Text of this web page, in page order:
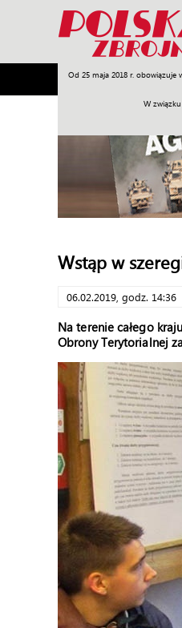
Od 25 maja 2018 r. obowiązuje
W
Armia Poligon
Wstąp w
06.02.2019, godz. 14:36
Na terenie całego
Obrony Terytorialnej